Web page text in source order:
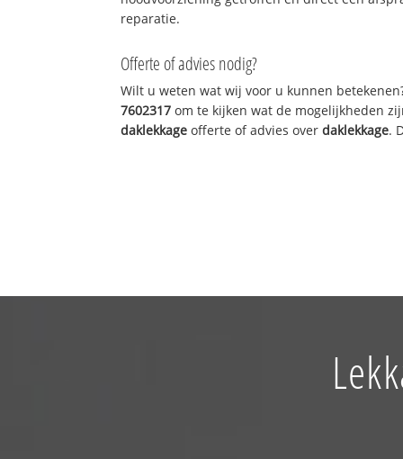
reparatie.
Offerte of advies nodig?
Wilt u weten wat wij voor u kunnen
7602317 om te kijken wat de mogelijkheden
daklekkage offerte of advies overdaklekkage.